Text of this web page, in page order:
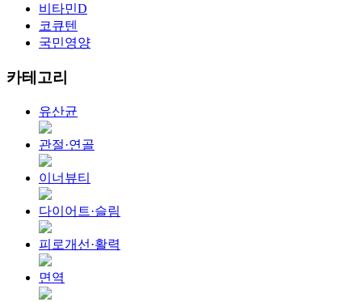
비타민D
코큐텐
국민영양
카테고리
유산균
관절·연골
이너뷰티
다이어트·슬림
피로개선·활력
면역